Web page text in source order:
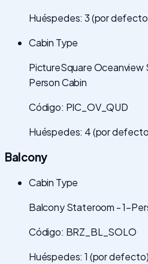
Huéspedes: 3 (por
Cabin Type
PictureSquare
Person Cabin
Código: PIC_OV_QUD
Huéspedes: 4 (por
Balcony
Cabin Type
Balcony Stateroom - 1-
Código: BRZ_BL_SOLO
Huéspedes: 1 (por defecto)